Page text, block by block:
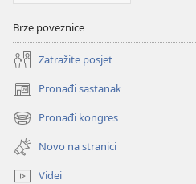
Brze poveznice
Zatražite posjet
Pronađi sastanak
(otvara
se
novi
prozor)
Pronađi kongres
(otvara
se
novi
prozor)
Novo na stranici
Videi